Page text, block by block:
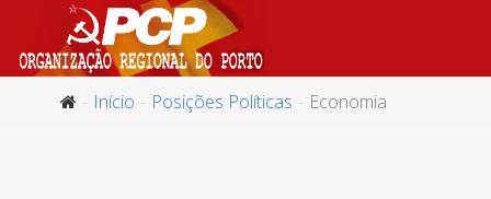
Início Posições Políticas Economia